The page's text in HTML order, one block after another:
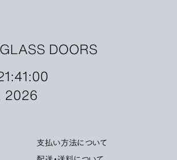
DOORS
2026
支払い方法について